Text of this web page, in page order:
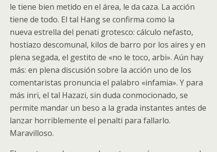
le tiene bien metido en el área, le da caza. La acción
tiene de todo. El tal Hang se confirma como la
nueva estrella del penati grotesco: cálculo nefasto,
hostiazo descomunal, kilos de barro por los aires y en
plena segada, el gestito de «no le toco, arbi». Aún hay
más: en plena discusión sobre la acción uno de los
comentaristas pronuncia el palabro «infamia». Y para
más inri, el tal Hazazi, sin duda conmocionado, se
permite mandar un beso a la grada instantes antes de
lanzar horriblemente el penalti para fallarlo.
Maravilloso.